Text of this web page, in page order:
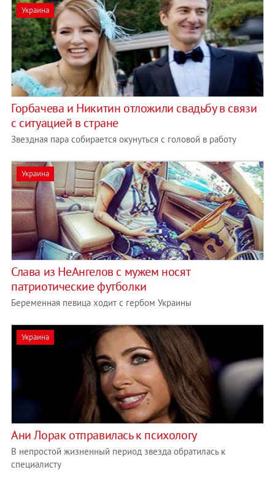
Украина
Горбачева и Никитин отложили свадьбу в связи
с ситуацией в стране
Звездная пара собирается окунуться с головой в работу
Украина
Слава из НеАнгелов с мужем носят
патриотические футболки
Беременная певица ходит с гербом Украины
Украина
Ани Лорак отправилась к психологу
В непростой жизненный период звезда обратилась к
специалисту